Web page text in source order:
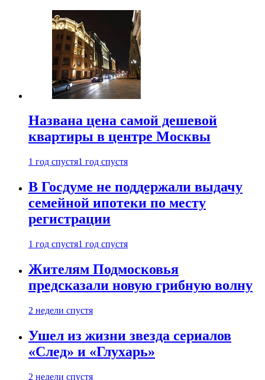
Названа цена самой дешевой
квартиры в центре Москвы
1 год спустя1 год спустя
В Госдуме не поддержали выдачу
семейной ипотеки по месту
регистрации
1 год спустя1 год спустя
Жителям Подмосковья
предсказали новую грибную волну
2 недели спустя
Ушел из жизни звезда сериалов
«След» и «Глухарь»
2 недели спустя